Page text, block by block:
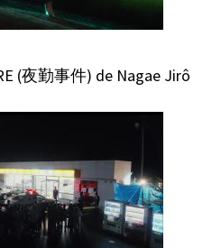
(夜勤事件) de Nagae Jirô